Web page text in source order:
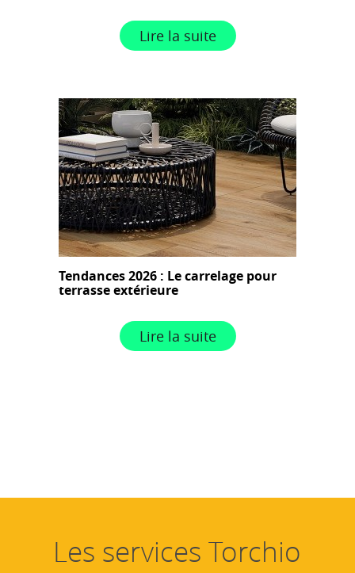
Lire la suite
Tendances 2026 : Le carrelage pour
terrasse extérieure
Lire la suite
Les services Torchio